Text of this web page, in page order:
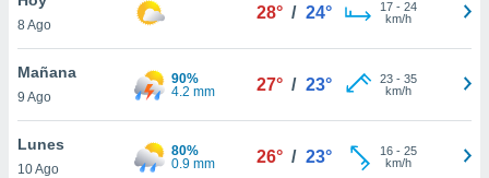
y
en
más
8 Ago
28° / 24° 17- 24
km/h
Mañana
9 Ago
90%
4.2 mm
27° / 23° 23- 35
km/h
Lunes
10 Ago
80%
0.9 mm
26° / 23° 16- 25
km/h